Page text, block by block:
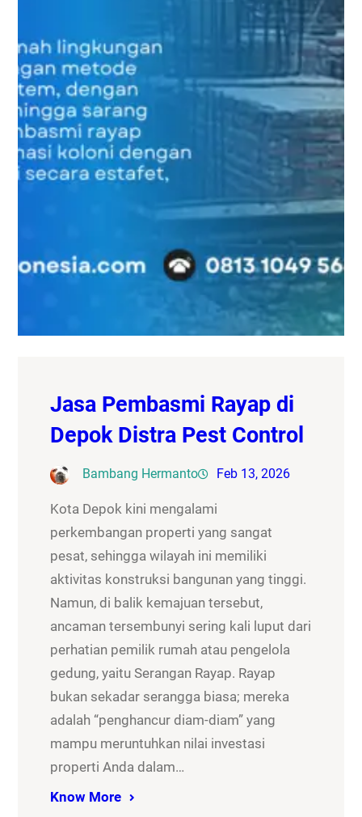
Jasa Pembasmi Rayap di
Depok Distra Pest Control
Bambang Hermanto Feb 13, 2026
Kota Depok kini mengalami
perkembangan properti yang sangat
pesat, sehingga wilayah ini memiliki
aktivitas konstruksi bangunan yang tinggi.
Namun, di balik kemajuan tersebut,
ancaman tersembunyi sering kali luput dari
perhatian pemilik rumah atau pengelola
gedung, yaitu Serangan Rayap. Rayap
bukan sekadar serangga biasa; mereka
adalah “penghancur diam-diam” yang
mampu meruntuhkan nilai investasi
properti Anda dalam…
Know More